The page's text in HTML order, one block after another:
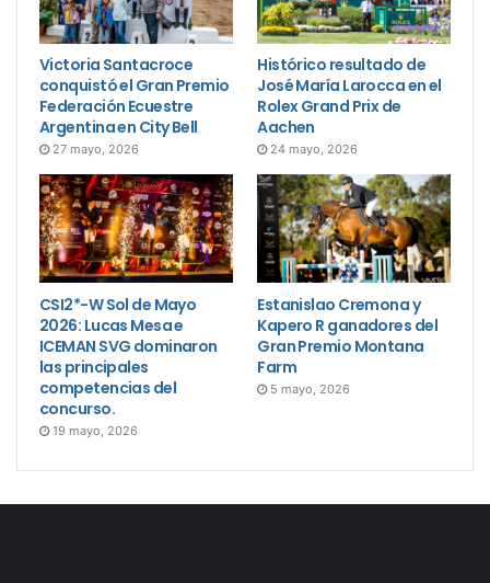
Victoria Santacroce
conquistó el Gran Premio
Federación Ecuestre
Argentina en City Bell
27 mayo, 2026
Histórico resultado de
José María Larocca en el
Rolex Grand Prix de
Aachen
24 mayo, 2026
CSI2*-W Sol de Mayo
2026: Lucas Mesa e
ICEMAN SVG dominaron
las principales
competencias del
concurso.
19 mayo, 2026
Estanislao Cremona y
Kapero R ganadores del
Gran Premio Montana
Farm
5 mayo, 2026